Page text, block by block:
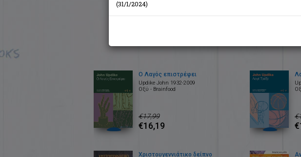
Ο Λαγός επιστρέφει
Updike John 1932-2009
Οξύ - Brainfood
€17,99
€16,19
Χριστουγεννιάτικο δείπνο
(31/1/2024)